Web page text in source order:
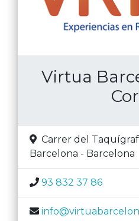
Virtua
Carrer del Taquígraf
Barcelona - Barcelona
93 832 37 86